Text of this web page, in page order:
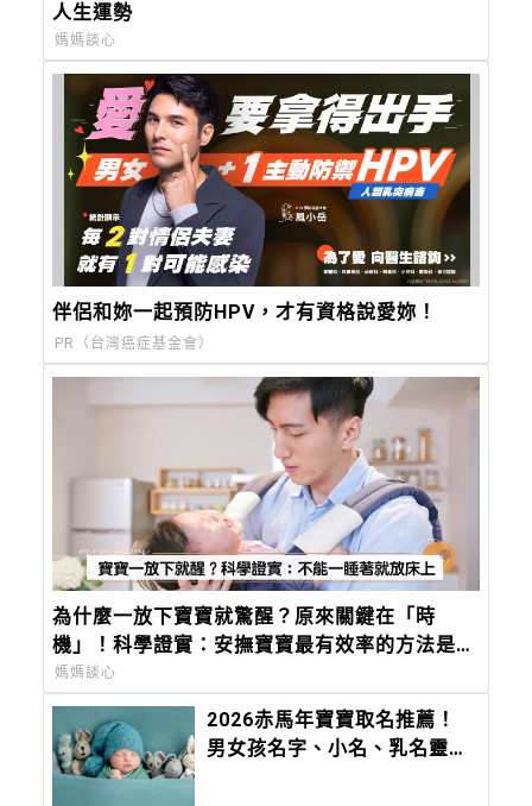
人生運勢
媽媽談心
伴侶和妳一起預防HPV，才有資格說愛妳！
PR（台灣癌症基金會）
為什麼一放下寶寶就驚醒？原來關鍵在「時
機」！科學證實：安撫寶寶最有效率的方法是這
個
媽媽談心
2026赤馬年寶寶取名推薦！
男女孩名字、小名、乳名靈感